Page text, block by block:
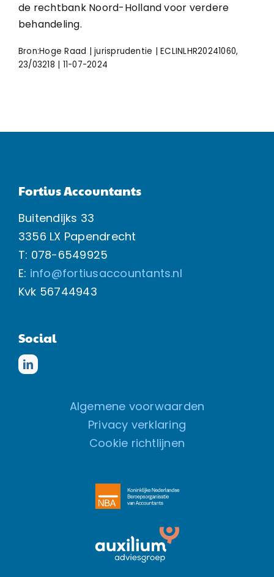
de rechtbank Noord-Holland voor verdere
behandeling.
Bron:Hoge Raad | jurisprudentie | ECLINLHR20241060,
23/03218 | 11-07-2024
Fortius Accountants
Buitendijks 33
3356 LX Papendrecht
T: 078-6549925
E: info@fortiusaccountants.nl
Kvk 56744943
Social
Algemene voorwaarden
Privacy verklaring
Cookie richtlijnen